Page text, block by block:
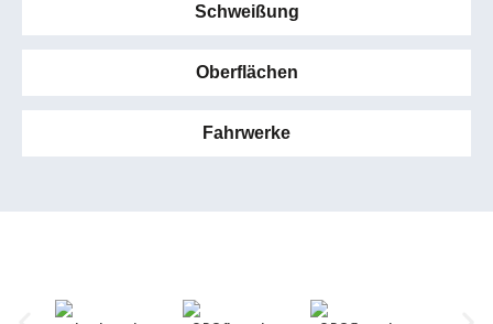
Schweißung
Oberflächen
Fahrwerke